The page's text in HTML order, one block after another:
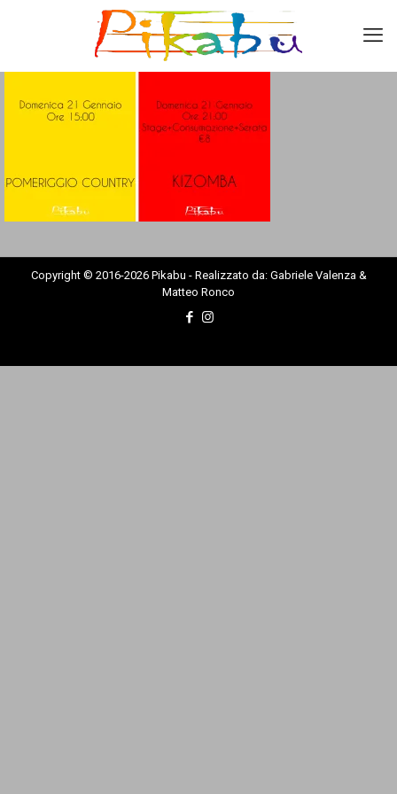
Copyright © 2016-2026 Pikabu - Realizzato da: Gabriele Valenza &
Matteo Ronco